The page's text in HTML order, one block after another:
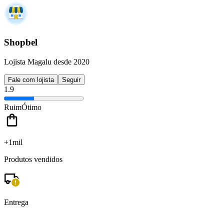
Shopbel
Lojista Magalu desde 2020
Fale com lojista Seguir
1.9
RuimÓtimo
+1mil
Produtos vendidos
Entrega